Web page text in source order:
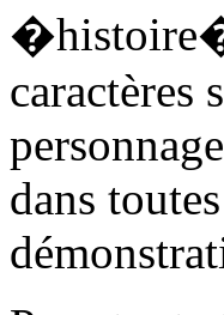
�histoire�
caractères
dans